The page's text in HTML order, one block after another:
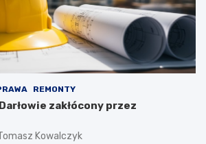
REMONTY
zakłócony przez
Kowalczyk